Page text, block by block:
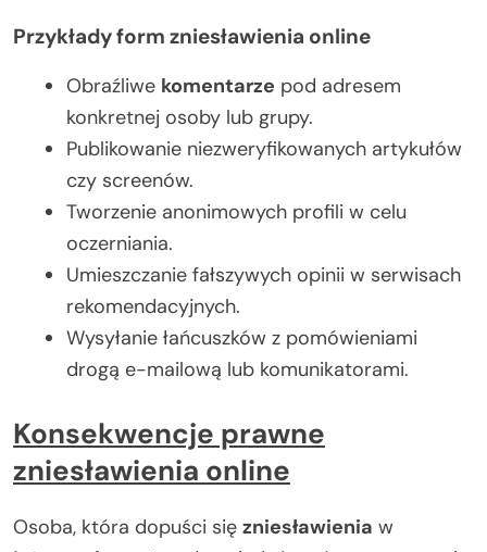
Przykłady form zniesławienia online
Obraźliwe komentarze pod adresem
konkretnej osoby lub grupy.
Publikowanie niezweryfikowanych artykułów
czy screenów.
Tworzenie anonimowych profili w celu
oczerniania.
Umieszczanie fałszywych opinii w serwisach
rekomendacyjnych.
Wysyłanie łańcuszków z pomówieniami
drogą e-mailową lub komunikatorami.
Konsekwencje prawne
zniesławienia online
Osoba, która dopuści się zniesławienia w